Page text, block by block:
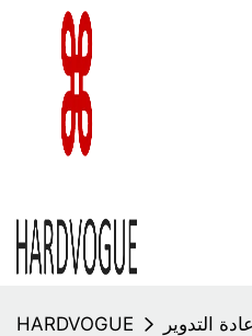
HARDVOGUE التدوير